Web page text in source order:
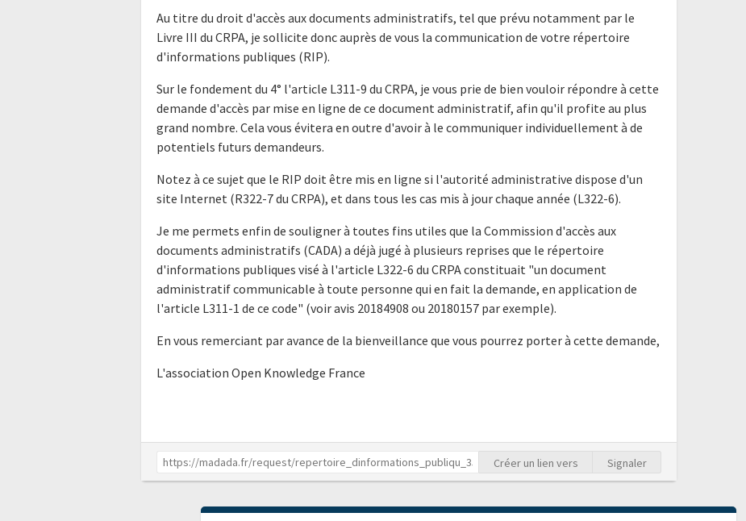
Au titre du droit d'accès aux documents administratifs, tel que prévu notamment par le
Livre III du CRPA, je sollicite donc auprès de vous la communication de votre répertoire
d'informations publiques (RIP).
Sur le fondement du 4° l'article L311-9 du CRPA, je vous prie de bien vouloir répondre à cette
demande d'accès par mise en ligne de ce document administratif, afin qu'il profite au plus
grand nombre. Cela vous évitera en outre d'avoir à le communiquer individuellement à de
potentiels futurs demandeurs.
Notez à ce sujet que le RIP doit être mis en ligne si l'autorité administrative dispose d'un
site Internet (R322-7 du CRPA), et dans tous les cas mis à jour chaque année (L322-6).
Je me permets enfin de souligner à toutes fins utiles que la Commission d'accès aux
documents administratifs (CADA) a déjà jugé à plusieurs reprises que le répertoire
d'informations publiques visé à l'article L322-6 du CRPA constituait "un document
administratif communicable à toute personne qui en fait la demande, en application de
l'article L311-1 de ce code" (voir avis 20184908 ou 20180157 par exemple).
En vous remerciant par avance de la bienveillance que vous pourrez porter à cette demande,
L'association Open Knowledge France
Créer un lien vers Signaler